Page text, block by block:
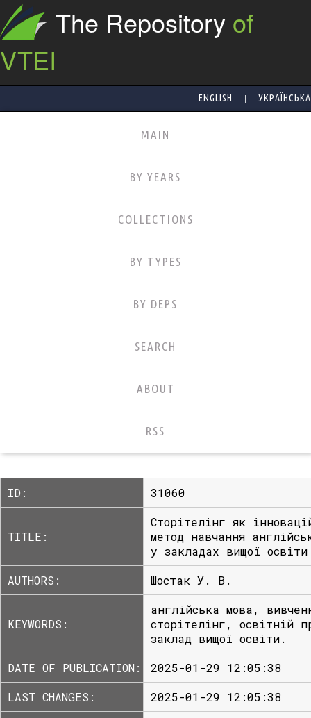
The Repository of
VTEI
ENGLISH | УКРАЇНСЬКА
MAIN
BY YEARS
COLLECTIONS
BY TYPES
BY DEPS
SEARCH
ABOUT
RSS
ID: 31060
TITLE:
Сторітелінг як
метод навчання
у закладах вищої освіти
AUTHORS:
Шостак У. В.
KEYWORDS:
англійська мова,
сторітелінг, освітній
заклад вищої освіти.
DATE OF PUBLICATION:
2025-01-29 12:05:38
LAST CHANGES:
2025-01-29 12:05:38